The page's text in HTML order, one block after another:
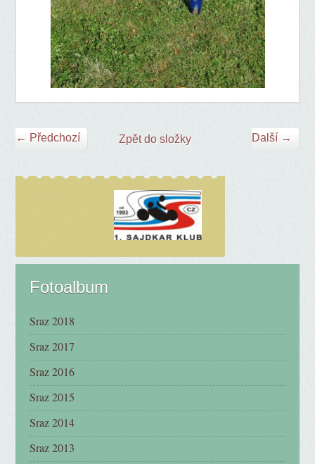
← Předchozí Další →
Zpět do složky
Fotoalbum
Sraz 2018
Sraz 2017
Sraz 2016
Sraz 2015
Sraz 2014
Sraz 2013